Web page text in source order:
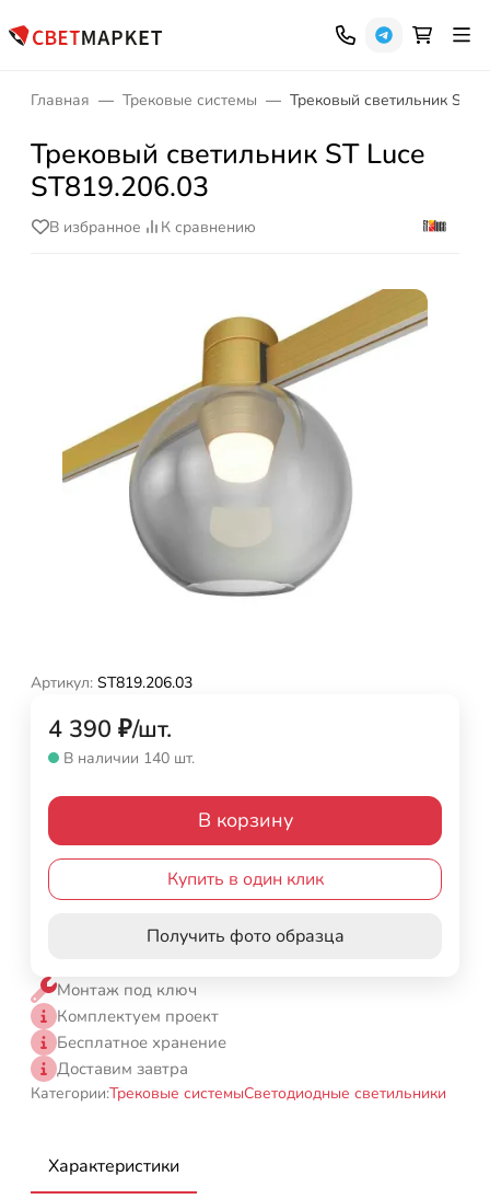
Главная Трековые системы Трековый светильник ST
Трековый светильник ST Luce
ST819.206.03
В избранное К сравнению
Артикул: ST819.206.03
4 390 ₽/шт.
В наличии 140 шт.
В корзину
Купить в один клик
Получить фото образца
Монтаж под ключ
Комплектуем проект
Бесплатное хранение
Доставим завтра
Категории:Трековые системыСветодиодные светильники
Характеристики